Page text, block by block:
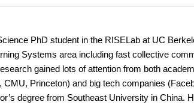
PhD student in the RISELab at UC
Systems area including fast collective
gained lots of attention from both
Princeton) and big tech companies
degree from Southeast University in China.